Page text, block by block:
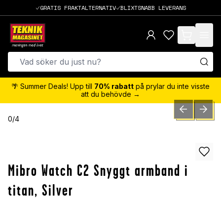
GRATIS FRAKTALTERNATIV BLIXTSNABB LEVERANS
items in cart,
🌴 Summer Deals! Upp till 70% rabatt på prylar du inte visste
att du behövde →
0/4 PREVIOUSNEXT
Mibro Watch C2 Snyggt armband i
titan, Silver